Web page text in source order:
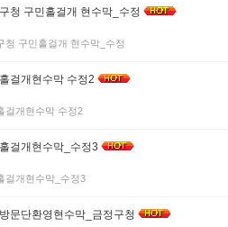
청 구민홀걸개 현수막_수정
청 구민홀걸개 현수막_수정
걸개현수막 수정2
걸개현수막 수정2
걸개현수막_수정3
걸개현수막_수정3
문단환영현수막_금정구청